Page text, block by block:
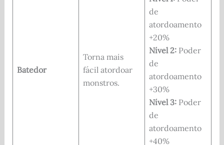
Batedor
Torna mais
fácil atordoar
monstros.
de
atordoamento
+20%
Nível 2:Poder
de
atordoamento
+30%
Nível 3:Poder
de
atordoamento
+40%